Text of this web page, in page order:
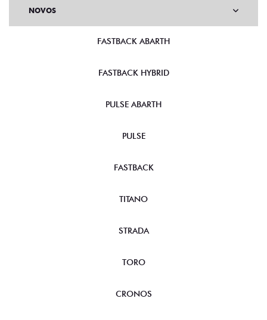
NOVOS
FASTBACK ABARTH
FASTBACK HYBRID
PULSE ABARTH
PULSE
FASTBACK
TITANO
STRADA
TORO
CRONOS